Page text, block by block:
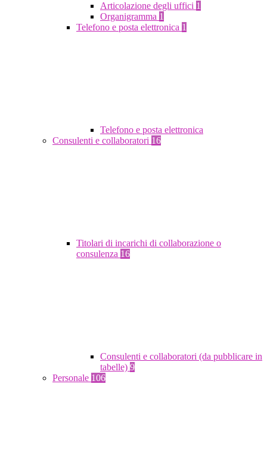
Articolazione degli uffici 1
Organigramma 1
Telefono e posta elettronica 1
Telefono e posta elettronica
Consulenti e collaboratori 16
Titolari di incarichi di collaborazione o
consulenza 16
Consulenti e collaboratori (da pubblicare in
tabelle) 9
Personale 106